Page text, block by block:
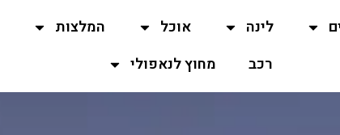
לינה אוכל המלצות
רכב
מחוץ לנאפולי